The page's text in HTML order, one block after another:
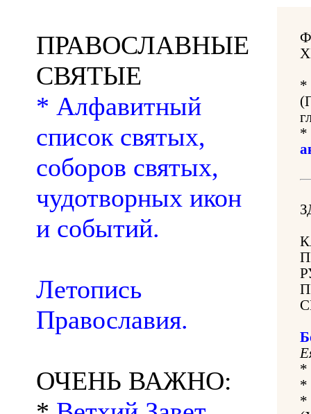
ПРАВОСЛАВНЫЕ
СВЯТЫЕ
* Алфавитный
список святых,
соборов святых,
чудотворных икон
и событий.
Летопись
Православия.
ОЧЕНЬ ВАЖНО:
*
*
*
*
*